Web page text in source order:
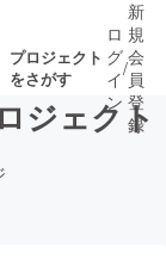
プロジェクト
をさがす
ロ
グ
イ
ン
/
新
規
会
員
登
録
ジェクト